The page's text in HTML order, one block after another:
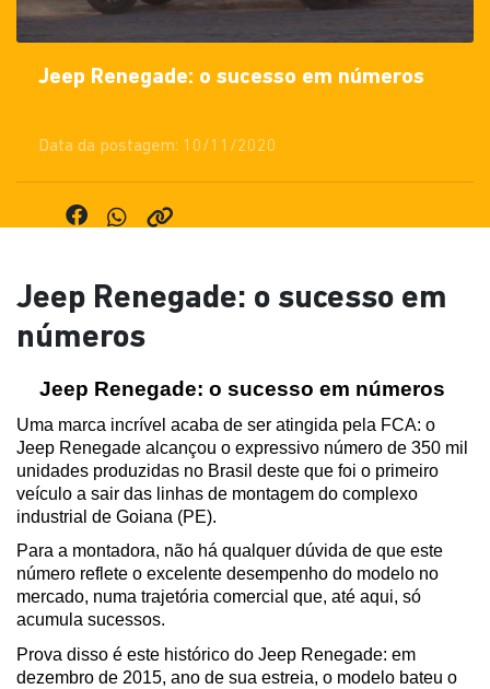
Jeep Renegade: o sucesso em números
Data da postagem: 10/11/2020
Jeep Renegade: o sucesso em
números
Jeep Renegade: o sucesso em números
Uma marca incrível acaba de ser atingida pela FCA: o
Jeep Renegade alcançou o expressivo número de 350 mil
unidades produzidas no Brasil deste que foi o primeiro
veículo a sair das linhas de montagem do complexo
industrial de Goiana (PE).
Para a montadora, não há qualquer dúvida de que este
número reflete o excelente desempenho do modelo no
mercado, numa trajetória comercial que, até aqui, só
acumula sucessos.
Prova disso é este histórico do Jeep Renegade: em
dezembro de 2015, ano de sua estreia, o modelo bateu o